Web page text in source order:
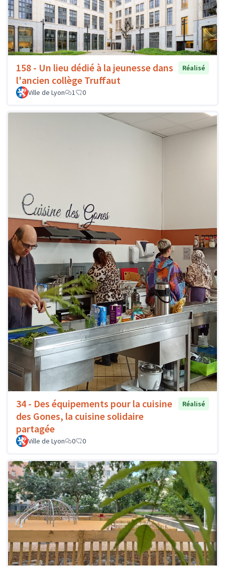
158 - Un lieu dédié à la jeunesse dans
l'ancien collège Truffaut
Réalisé
Ville de Lyon 1 0
34 - Des équipements pour la cuisine
des Gones, la cuisine solidaire
partagée
Réalisé
Ville de Lyon 0 0